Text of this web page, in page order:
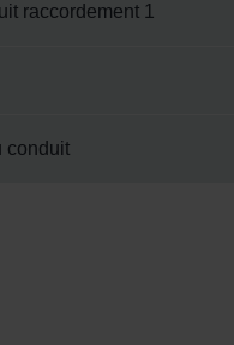
raccordement 1
conduit